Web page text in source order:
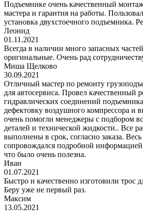
Подъемнике очень качественный
мастера и гарантия на работы.
установка двухстоечного подъемника.
Леонид
01.11.2021
Всегда в наличии много запасных
оригинальные. Очень рад
Миша Щелково
30.09.2021
Отличный мастер по ремонту
для автосервиса. Провел качественный
гидравлических соединений
дефектовку воздушного компрессора и
очень помогли менеджеры с подбором
деталей и технической жидкости.. Все
выполнены в срок, согласно заказа.
сопровождался подробной информацией
что было очень полезна.
Иван
01.07.2021
Быстро и качественно изготовили трос
Беру уже не первый раз.
Максим
13.05.2021